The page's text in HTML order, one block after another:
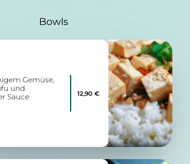
Bowls
Gemüse,
und
Sauce
12,90 €